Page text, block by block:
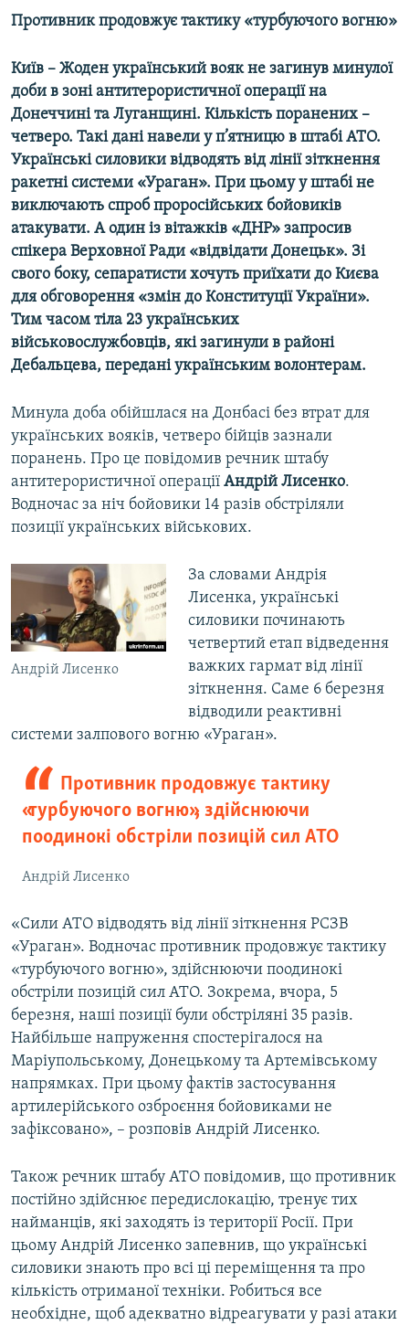
ДОЛУЧАЙСЯ!
Усі сайти RFE/RL
Противник продовжує тактику «турбуючого вогню»
Київ – Жоден український вояк не загинув минулої
доби в зоні антитерористичної операції на
Донеччині та Луганщині. Кількість поранених –
четверо. Такі дані навели у п’ятницю в штабі АТО.
Українські силовики відводять від лінії зіткнення
ракетні системи «Ураган». При цьому у штабі не
виключають спроб проросійських бойовиків
атакувати. А один із вітажків «ДНР» запросив
спікера Верховної Ради «відвідати Донецьк». Зі
свого боку, сепаратисти хочуть приїхати до Києва
для обговорення «змін до Конституції України».
Тим часом тіла 23 українських
військовослужбовців, які загинули в районі
Дебальцева, передані українським волонтерам.
Минула доба обійшлася на Донбасі без втрат для
українських вояків, четверо бійців зазнали
поранень. Про це повідомив речник штабу
антитерористичної операції Андрій Лисенко.
Водночас за ніч бойовики 14 разів обстріляли
позиції українських військових.
Андрій Лисенко
За словами Андрія
Лисенка, українські
силовики починають
четвертий етап відведення
важких гармат від лінії
зіткнення. Саме 6 березня
відводили реактивні
системи залпового вогню «Ураган».
Противник продовжує тактику
«турбуючого вогню», здійснюючи
поодинокі обстріли позицій сил АТО
Андрій Лисенко
«Сили АТО відводять від лінії зіткнення РСЗВ
«Ураган». Водночас противник продовжує тактику
«турбуючого вогню», здійснюючи поодинокі
обстріли позицій сил АТО. Зокрема, вчора, 5
березня, наші позиції були обстріляні 35 разів.
Найбільше напруження спостерігалося на
Маріупольському, Донецькому та Артемівському
напрямках. При цьому фактів застосування
артилерійського озброєння бойовиками не
зафіксовано», – розповів Андрій Лисенко.
Також речник штабу АТО повідомив, що противник
постійно здійснює передислокацію, тренує тих
найманців, які заходять із території Росії. При
цьому Андрій Лисенко запевнив, що українські
силовики знають про всі ці переміщення та про
кількість отриманої техніки. Робиться все
необхідне, щоб адекватно відреагувати у разі атаки